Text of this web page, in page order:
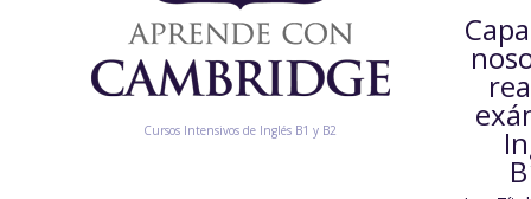
Cursos Intensivos de Inglés B1 y B2